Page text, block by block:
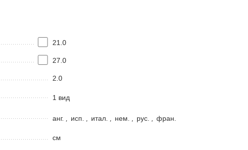
21.0
27.0
2.0
1 вид
анг. исп. итал. нем. рус. фран.
см